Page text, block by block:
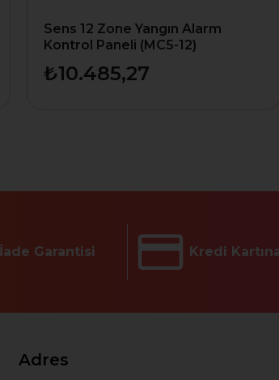
Sens 12 Zone Yangın Alarm
Kontrol Paneli (MC5-12)
₺10.485,27
İade Garantisi Kredi
Adres